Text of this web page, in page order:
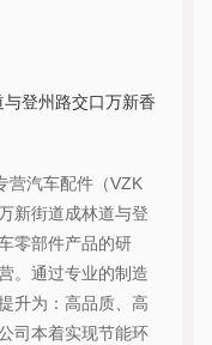
登州路交口万新香
营汽车配件（VZK
新街道成林道与登
零部件产品的研
。通过专业的制造
升为：高品质、高
司本着实现节能环